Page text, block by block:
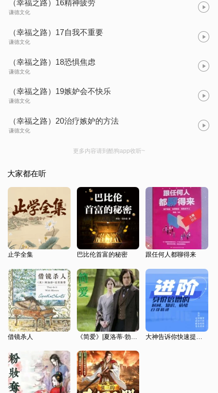
（幸福之路）16精神疲劳
谦德文化
（幸福之路）17自我不重要
谦德文化
（幸福之路）18恐惧焦虑
谦德文化
（幸福之路）19嫉妒会不快乐
谦德文化
（幸福之路）20治疗嫉妒的方法
谦德文化
更多内容请到酷狗app收听~
大家都在听
止学全集 巴比伦首富的秘密 跟任何人都聊得来
借镜杀人